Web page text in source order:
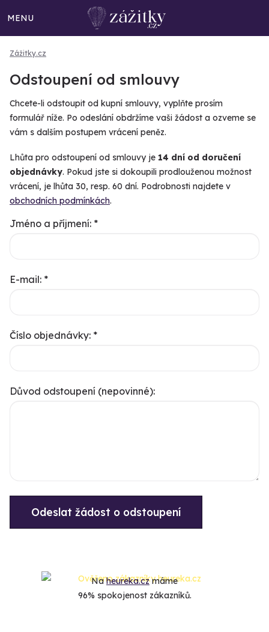
MENU
Zážitky.cz
Odstoupení od smlouvy
Chcete-li odstoupit od kupní smlouvy, vyplňte prosím
formulář níže. Po odeslání obdržíme vaši žádost a ozveme se
vám s dalším postupem vrácení peněz.
Lhůta pro odstoupení od smlouvy je 14 dní od doručení
objednávky. Pokud jste si dokoupili prodlouženou možnost
vrácení, je lhůta 30, resp. 60 dní. Podrobnosti najdete v
obchodních podmínkách.
Jméno a příjmení: *
E-mail: *
Číslo objednávky: *
Důvod odstoupení (nepovinné):
Odeslat žádost o odstoupení
Naheureka.czmáme
96% spokojenost zákazníků.